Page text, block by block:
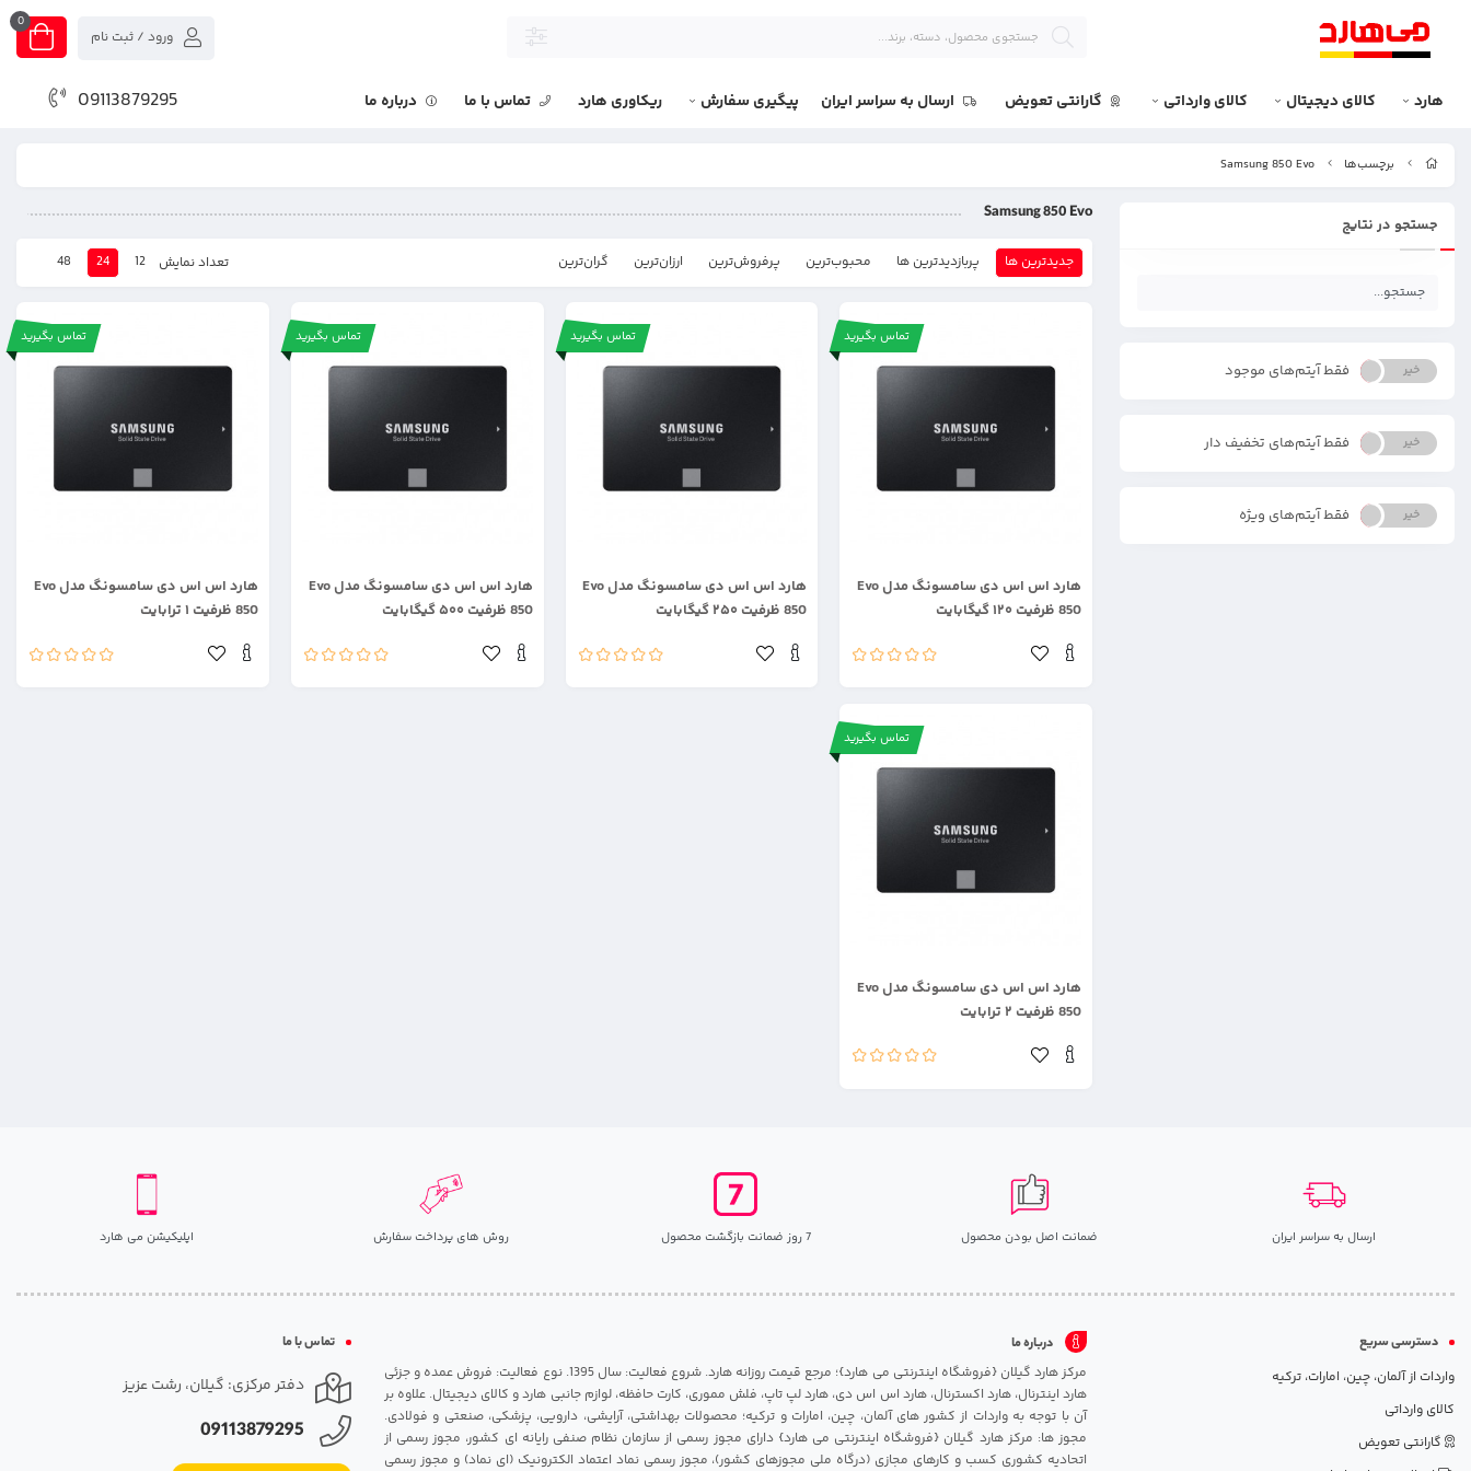
0
ورود / ثبت نام
هارد کالای دیجیتال کالای وارداتی گارانتی تعویض ارسال به سراسر ایران پیگیری سفارش ریکاوری هارد تماس با ما درباره ما 09113879295
برچسب‌ها Samsung 850 Evo
جستجو در نتایج
بله خیر فقط آیتم‌های موجود
بله خیر فقط آیتم‌های تخفیف دار
بله خیر فقط آیتم‌های ویژه
Samsung 850 Evo
جدیدترین ها پربازدیدترین ها محبوب‌‌ترین پرفروش‌ترین ارزان‌ترین گران‌ترین تعداد نمایش 12
24
48
تماس بگیرید
هارد اس اس دی سامسونگ مدل Evo
850 ظرفیت ۱۲۰ گیگابایت
تماس بگیرید
هارد اس اس دی سامسونگ مدل Evo
850 ظرفیت ۲۵۰ گیگابایت
تماس بگیرید
هارد اس اس دی سامسونگ مدل Evo
850 ظرفیت ۵۰۰ گیگابایت
تماس بگیرید
هارد اس اس دی سامسونگ مدل Evo
850 ظرفیت ۱ ترابایت
تماس بگیرید
هارد اس اس دی سامسونگ مدل Evo
850 ظرفیت ۲ ترابایت
ارسال به سراسر ایران ضمانت اصل بودن محصول 7 روز ضمانت بازگشت محصول روش های پرداخت سفارش اپلیکیشن می هارد
دسترسی سریع
واردات از آلمان، چین، امارات، ترکیه
کالای وارداتی
گارانتی تعویض
درباره ما
مرکز هارد گیلان {فروشگاه اینترنتی می هارد}؛ مرجع قیمت روزانه هارد. شروع فعالیت: سال 1395. نوع فعالیت: فروش عمده و جزئی
هارد اینترنال، هارد اکسترنال، هارد اس اس دی، هارد لپ تاپ، فلش مموری، کارت حافظه، لوازم جانبی هارد و کالای دیجیتال. علاوه بر
آن با توجه به واردات از کشور های آلمان، چین، امارات و ترکیه؛ محصولات بهداشتی، آرایشی، دارویی، پزشکی، صنعتی و فولادی.
مجوز ها: مرکز هارد گیلان {فروشگاه اینترنتی می هارد} دارای مجوز رسمی از سازمان نظام صنفی رایانه ای کشور، مجوز رسمی از
اتحادیه کشوری کسب و کارهای مجازی (درگاه ملی مجوزهای کشور)، مجوز رسمی نماد اعتماد الکترونیک (ای نماد) و مجوز رسمی
تماس با ما
دفتر مرکزی: گیلان، رشت عزیز
09113879295